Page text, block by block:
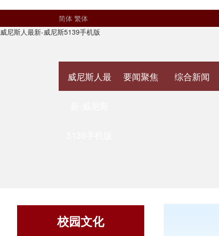
简体 繁体
威尼斯人最新-威尼斯5139手机版
威尼斯人最 要闻聚焦 综合新闻
校园文化